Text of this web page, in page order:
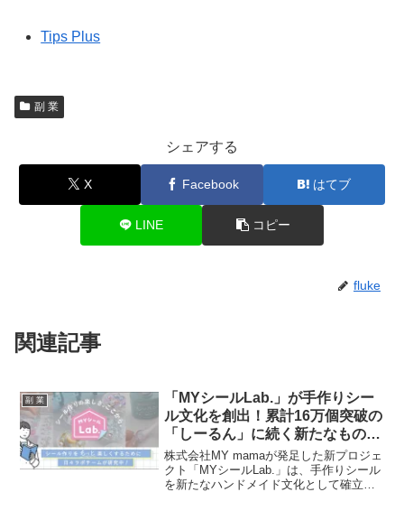
Tips Plus
副 業
シェアする
X Facebook はてブ
LINE コピー
fluke
関連記事
副 業
「MYシールLab.」が手作りシー
ル文化を創出！累計16万個突破の
「しーるん」に続く新たなものづ
くりで副業・推し活ファンも注
目！
株式会社MY mamaが発足した新プロジェ
クト「MYシールLab.」は、手作りシール
を新たなハンドメイド文化として確立す